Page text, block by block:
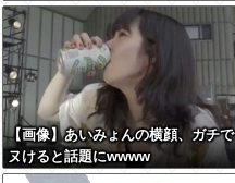
積もりな！」ワイ「金額おかしく
ね？」←お前らもそう思うよ
な？？？？？
【画像】あいみょんの横顔、ガチで
ヌけると話題にwwww